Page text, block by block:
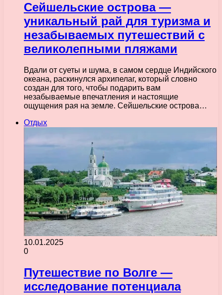
Сейшельские острова —
уникальный рай для туризма и
незабываемых путешествий с
великолепными пляжами
Вдали от суеты и шума, в самом сердце Индийского
океана, раскинулся архипелаг, который словно
создан для того, чтобы подарить вам
незабываемые впечатления и настоящие
ощущения рая на земле. Сейшельские острова…
Отдых
10.01.2025
0
Путешествие по Волге —
исследование потенциала